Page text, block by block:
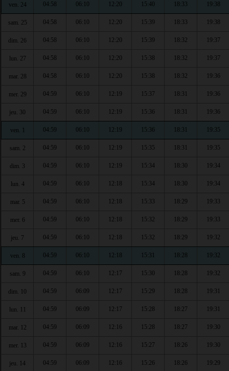
ven. 24 04:58 06:10 12:20 15:40 18:33 19:38
sam. 25 04:58 06:10 12:20 15:39 18:33 19:38
dim. 26 04:58 06:10 12:20 15:39 18:32 19:37
lun. 27 04:58 06:10 12:20 15:38 18:32 19:37
mar. 28 04:58 06:10 12:20 15:38 18:32 19:36
mer. 29 04:59 06:10 12:19 15:37 18:31 19:36
jeu. 30 04:59 06:10 12:19 15:36 18:31 19:36
ven. 1 04:59 06:10 12:19 15:36 18:31 19:35
sam. 2 04:59 06:10 12:19 15:35 18:31 19:35
dim. 3 04:59 06:10 12:19 15:34 18:30 19:34
lun. 4 04:59 06:10 12:18 15:34 18:30 19:34
mar. 5 04:59 06:10 12:18 15:33 18:29 19:33
mer. 6 04:59 06:10 12:18 15:32 18:29 19:33
jeu. 7 04:59 06:10 12:18 15:32 18:29 19:32
ven. 8 04:59 06:10 12:18 15:31 18:28 19:32
sam. 9 04:59 06:10 12:17 15:30 18:28 19:32
dim. 10 04:59 06:09 12:17 15:29 18:28 19:31
lun. 11 04:59 06:09 12:17 15:28 18:27 19:31
mar. 12 04:59 06:09 12:16 15:28 18:27 19:30
mer. 13 04:59 06:09 12:16 15:27 18:26 19:30
jeu. 14 04:59 06:09 12:16 15:26 18:26 19:29